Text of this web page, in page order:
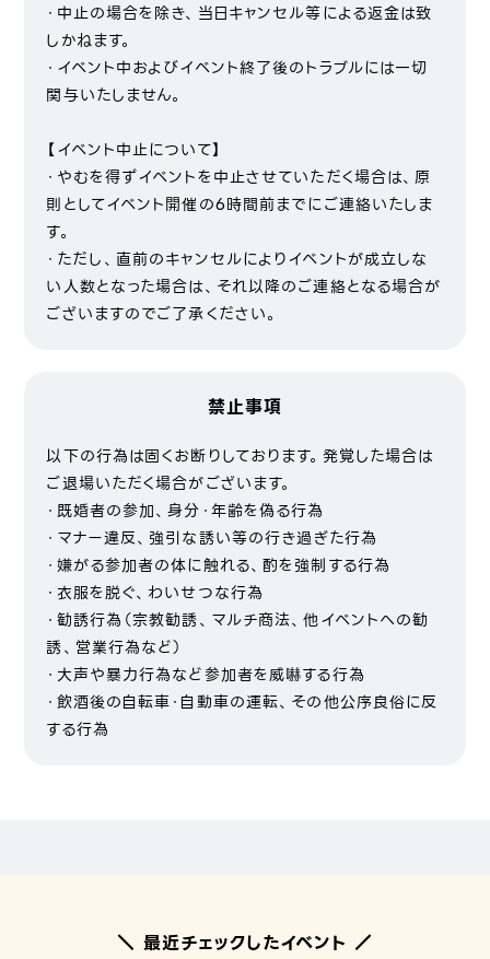
・中止の場合を除き、当日キャンセル等による返金は致
しかねます。
・イベント中およびイベント終了後のトラブルには一切
関与いたしません。
【イベント中止について】
・やむを得ずイベントを中止させていただく場合は、原
則としてイベント開催の6時間前までにご連絡いたしま
す。
・ただし、直前のキャンセルによりイベントが成立しな
い人数となった場合は、それ以降のご連絡となる場合が
ございますのでご了承ください。
禁止事項
以下の行為は固くお断りしております。発覚した場合は
ご退場いただく場合がございます。
・既婚者の参加、身分・年齢を偽る行為
・マナー違反、強引な誘い等の行き過ぎた行為
・嫌がる参加者の体に触れる、酌を強制する行為
・衣服を脱ぐ、わいせつな行為
・勧誘行為（宗教勧誘、マルチ商法、他イベントへの勧
誘、営業行為など）
・大声や暴力行為など参加者を威嚇する行為
・飲酒後の自転車・自動車の運転、その他公序良俗に反
する行為
＼ 最近チェックしたイベント ／